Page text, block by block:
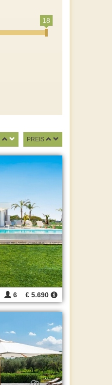
18
PREIS
6 € 5.690